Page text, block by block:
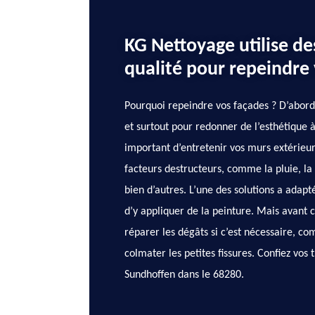
KG Nettoyage utilise
qualité pour repeindre
Pourquoi repeindre vos façades ?
et surtout pour redonner de l’esthétique
important d’entretenir vos murs
facteurs destructeurs, comme la pluie,
bien d’autres. L’une des solutions a
d’y appliquer de la peinture. Mais avant
réparer les dégâts si c’est nécessaire,
colmater les petites fissures. Confiez vos
Sundhoffen dans le 68280.